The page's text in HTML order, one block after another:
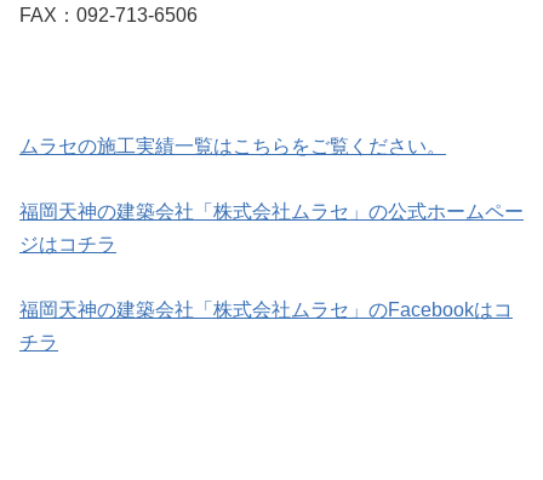
FAX：092-713-6506
ムラセの施工実績一覧はこちらをご覧ください。
福岡天神の建築会社「株式会社ムラセ」の公式ホームペー
ジはコチラ
福岡天神の建築会社「株式会社ムラセ」のFacebookはコ
チラ